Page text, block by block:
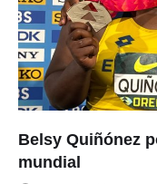
Belsy Quiñónez
mundial